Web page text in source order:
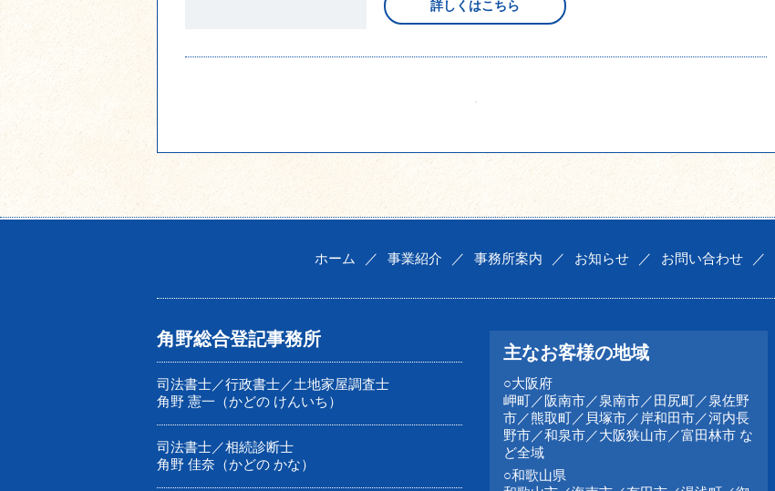
詳しくはこちら
ホーム ／ 事業紹介 ／ 事務所案内 ／ お知らせ ／ お問い合わせ ／
角野総合登記事務所
司法書士／行政書士／土地家屋調査士
角野 憲一（かどの けんいち）
司法書士／相続診断士
角野 佳奈（かどの かな）
主なお客様の地域
○大阪府
岬町／阪南市／泉南市／田尻町／泉佐野
市／熊取町／貝塚市／岸和田市／河内長
野市／和泉市／大阪狭山市／富田林市 な
ど全域
○和歌山県